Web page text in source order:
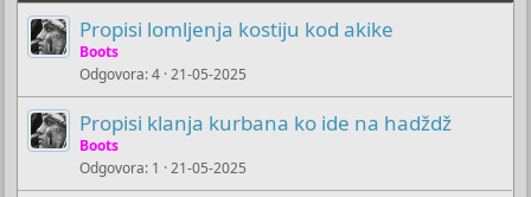
m
m
Propisi lomljenja kostiju kod akike
Boots
Odgovora 4 21-05-2025
Propisi klanja kurbana ko ide na hadždž
Boots
Odgovora 1 21-05-2025